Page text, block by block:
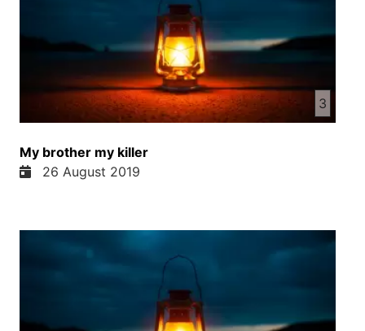
3
My brother my killer
26 August 2019